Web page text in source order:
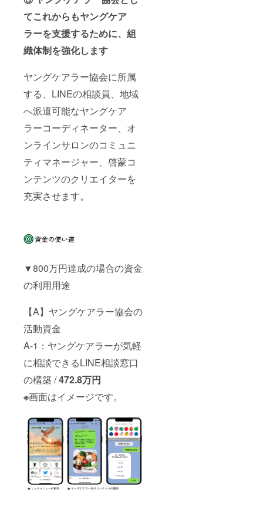
てこれからもヤングケア
ラーを支援するために、組
織体制を強化します
ヤングケアラー協会に所属
する、LINEの相談員、地域
へ派遣可能なヤングケア
ラーコーディネーター、オ
ンラインサロンのコミュニ
ティマネージャー、啓蒙コ
ンテンツのクリエイターを
充実させます。
▼800万円達成の場合の資金
の利用用途
【A】ヤングケアラー協会の
活動資金
A-1：ヤングケアラーが気軽
に相談できるLINE相談窓口
の構築 /472.8万円
※画面はイメージです。